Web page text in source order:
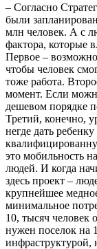
– Согласно
были
млн человек. А с
фактора, которые
Первое –
чтобы человек
тоже работа.
момент. Если
дешевом порядке
Третий, конечно,
негде дать
это мобильность
людей. И когда
здесь проект –
крупнейшее
минимальное
10, тысяч человек
нужен поселок на
инфраструктурой,